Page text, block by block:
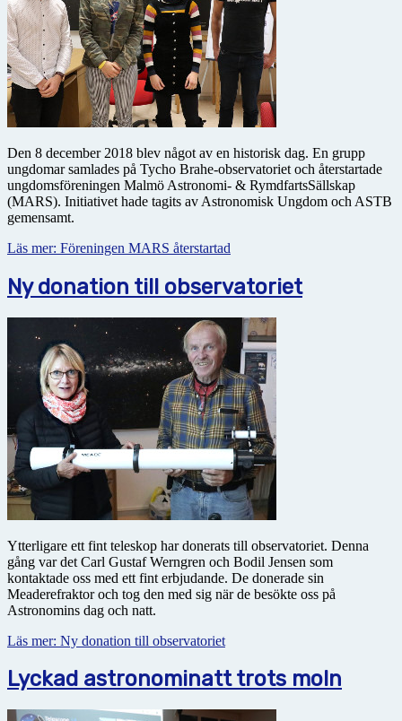
Den 8 december 2018 blev något av en historisk dag. En grupp
ungdomar samlades på Tycho Brahe-observatoriet och återstartade
ungdomsföreningen Malmö Astronomi- & RymdfartsSällskap
(MARS). Initiativet hade tagits av Astronomisk Ungdom och ASTB
gemensamt.
Läs mer: Föreningen MARS återstartad
Ny donation till observatoriet
Ytterligare ett fint teleskop har donerats till observatoriet. Denna
gång var det Carl Gustaf Werngren och Bodil Jensen som
kontaktade oss med ett fint erbjudande. De donerade sin
Meaderefraktor och tog den med sig när de besökte oss på
Astronomins dag och natt.
Läs mer: Ny donation till observatoriet
Lyckad astronominatt trots moln